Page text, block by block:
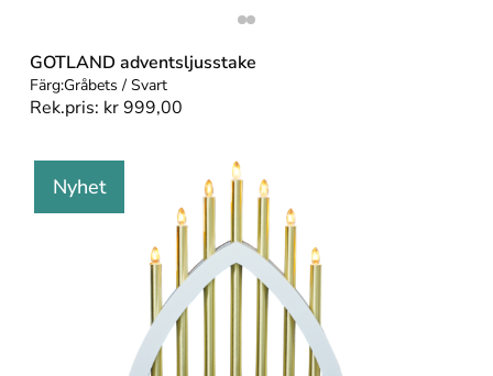
GOTLAND adventsljusstake
Färg:Gråbets / Svart
Rek.pris: kr999,00
Nyhet